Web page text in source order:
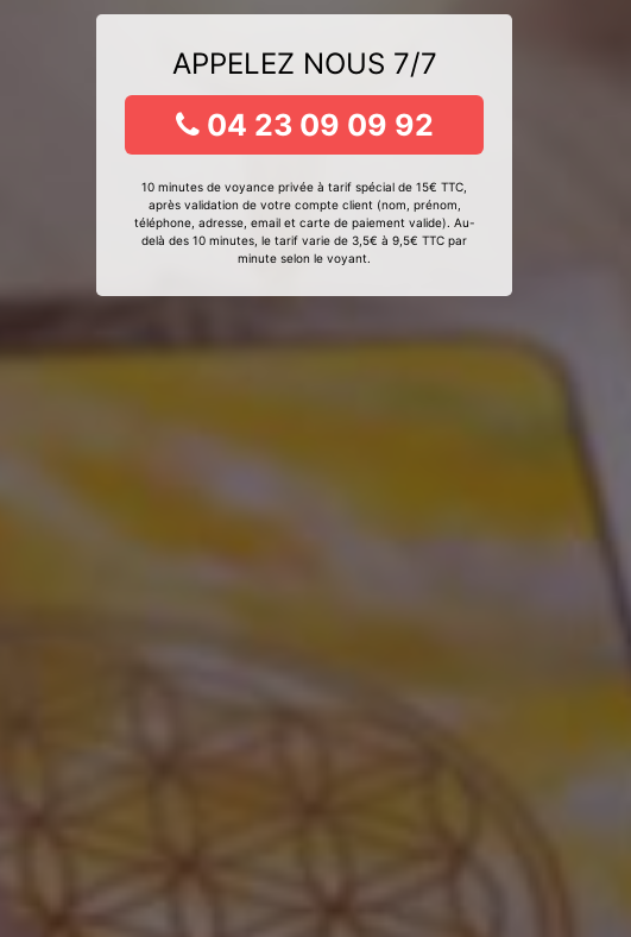
APPELEZ NOUS 7/7
04 23 09 09 92
10 minutes de voyance privée à tarif spécial de 15€ TTC,
après validation de votre compte client (nom, prénom,
téléphone, adresse, email et carte de paiement valide). Au-
delà des 10 minutes, le tarif varie de 3,5€ à 9,5€ TTC par
minute selon le voyant.